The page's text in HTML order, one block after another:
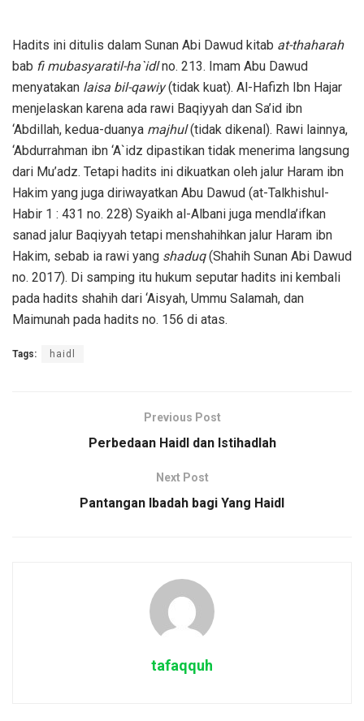
Hadits ini ditulis dalam Sunan Abi Dawud kitab at-thaharah
bab fi mubasyaratil-ha`idlno. 213. Imam Abu Dawud
menyatakan laisa bil-qawiy(tidak kuat). Al-Hafizh Ibn Hajar
menjelaskan karena ada rawi Baqiyyah dan Sa’id ibn
‘Abdillah, kedua-duanya majhul(tidak dikenal). Rawi lainnya,
‘Abdurrahman ibn ‘A`idz dipastikan tidak menerima langsung
dari Mu’adz. Tetapi hadits ini dikuatkan oleh jalur Haram ibn
Hakim yang juga diriwayatkan Abu Dawud (at-Talkhishul-
Habir 1 : 431 no. 228) Syaikh al-Albani juga mendla’ifkan
sanad jalur Baqiyyah tetapi menshahihkan jalur Haram ibn
Hakim, sebab ia rawi yang shaduq(Shahih Sunan Abi Dawud
no. 2017). Di samping itu hukum seputar hadits ini kembali
pada hadits shahih dari ‘Aisyah, Ummu Salamah, dan
Maimunah pada hadits no. 156 di atas.
Tags: haidl
Previous Post
Perbedaan Haidl dan Istihadlah
Next Post
Pantangan Ibadah bagi Yang Haidl
tafaqquh